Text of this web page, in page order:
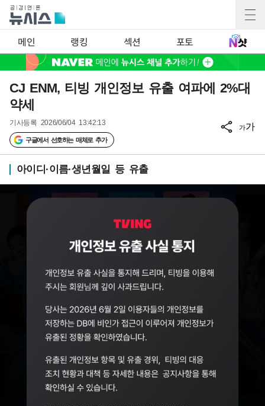
메인 랭킹 섹션 포토
CJ ENM, 티빙 개인정보 유출 여파에 2%대
약세
기사등록 2026/06/04 13:42:13
구글에서 선호하는 매체로 추가
가가
아이디·이름·생년월일 등 유출